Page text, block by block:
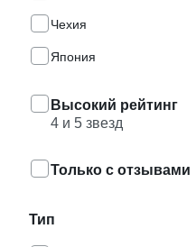
Чехия
Япония
Высокий рейтинг
4 и 5 звезд
Только с отзывами
Тип